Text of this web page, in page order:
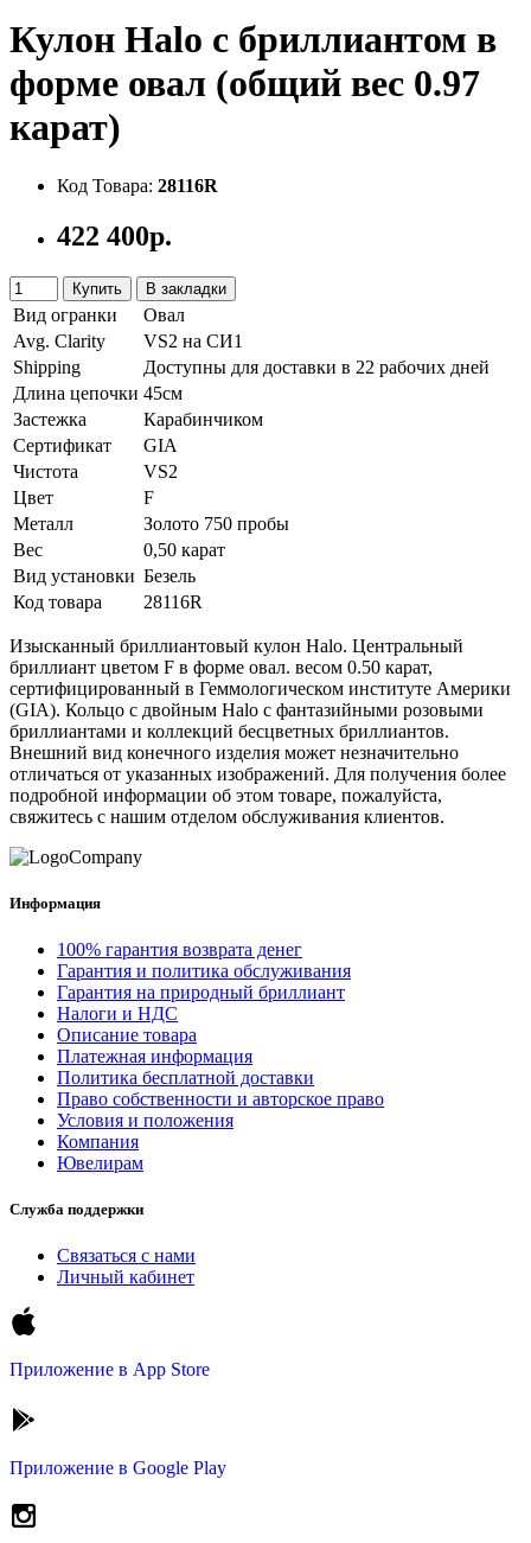
Кулон Halo с бриллиантом в
форме овал (общий вес 0.97
карат)
Код Товара: 28116R
422 400р.
Купить В закладки
Вид огранки
Овал
Avg. Clarity
VS2 на СИ1
Shipping
Доступны для доставки в 22 рабочих дней
Длина цепочки 45см
Застежка
Карабинчиком
Сертификат
GIA
Чистота
VS2
Цвет
F
Металл
Золото 750 пробы
Вес
0,50 карат
Вид установки Безель
Код товара
28116R
Изысканный бриллиантовый кулон Halo. Центральный
бриллиант цветом F в форме овал. весом 0.50 карат,
сертифицированный в Геммологическом институте Америки
(GIA). Кольцо с двойным Halo с фантазийными розовыми
бриллиантами и коллекций бесцветных бриллиантов.
Внешний вид конечного изделия может незначительно
отличаться от указанных изображений. Для получения более
подробной информации об этом товаре, пожалуйста,
свяжитесь с нашим отделом обслуживания клиентов.
Информация
100% гарантия возврата денег
Гарантия и политика обслуживания
Гарантия на природный бриллиант
Налоги и НДС
Описание товара
Платежная информация
Политика бесплатной доставки
Право собственности и авторское право
Условия и положения
Компания
Ювелирам
Служба поддержки
Связаться с нами
Личный кабинет
Приложение в App Store
Приложение в Google Play